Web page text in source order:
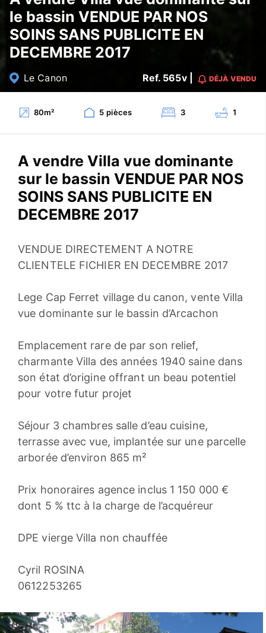
le bassin VENDUE PAR NOS
SOINS SANS PUBLICITE EN
DECEMBRE 2017
Le Canon Ref. 565v | DÉJÀ VENDU
80m² 5 pièces 3 1
A vendre Villa vue dominante
sur le bassin VENDUE PAR NOS
SOINS SANS PUBLICITE EN
DECEMBRE 2017
VENDUE DIRECTEMENT A NOTRE
CLIENTELE FICHIER EN DECEMBRE 2017
Lege Cap Ferret village du canon, vente Villa
vue dominante sur le bassin d’Arcachon
Emplacement rare de par son relief,
charmante Villa des années 1940 saine dans
son état d’origine offrant un beau potentiel
pour votre futur projet
Séjour 3 chambres salle d’eau cuisine,
terrasse avec vue, implantée sur une parcelle
arborée d’environ 865 m²
Prix honoraires agence inclus 1 150 000 €
dont 5 % ttc à la charge de l’acquéreur
DPE vierge Villa non chauffée
Cyril ROSINA
0612253265